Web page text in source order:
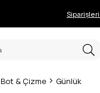
Bot & Çizme Günlük